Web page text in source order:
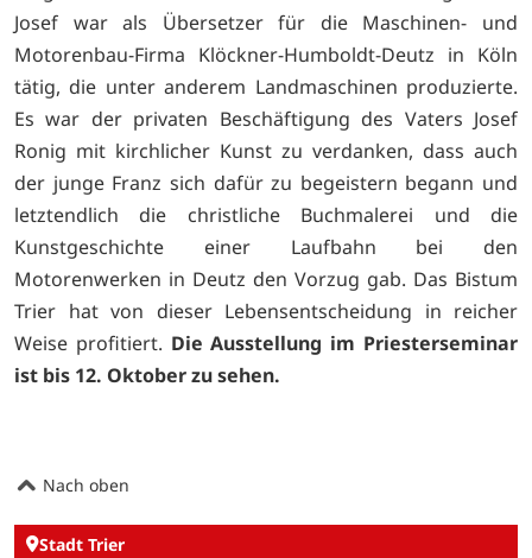
Josef war als Übersetzer für die Maschinen- und
Motorenbau-Firma Klöckner-Humboldt-Deutz in Köln
tätig, die unter anderem Landmaschinen produzierte.
Es war der privaten Beschäftigung des Vaters Josef
Ronig mit kirchlicher Kunst zu verdanken, dass auch
der junge Franz sich dafür zu begeistern begann und
letztendlich die christliche Buchmalerei und die
Kunstgeschichte einer Laufbahn bei den
Motorenwerken in Deutz den Vorzug gab. Das Bistum
Trier hat von dieser Lebensentscheidung in reicher
Weise profitiert. Die Ausstellung im Priesterseminar
ist bis 12. Oktober zu sehen.
Nach oben
Stadt Trier